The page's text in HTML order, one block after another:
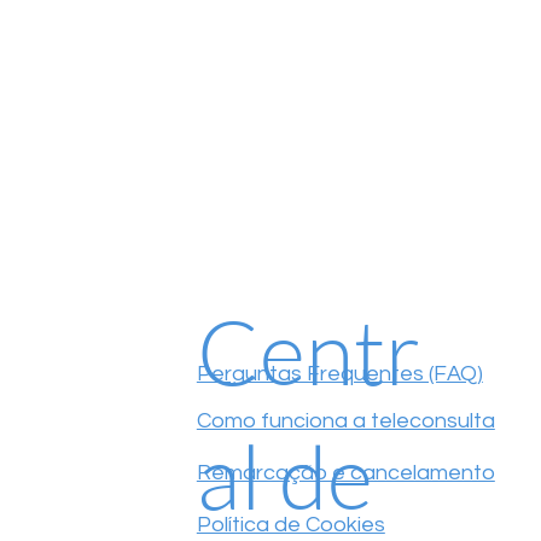
Centr
al de
Perguntas Frequentes (FAQ)
Como funciona a teleconsulta
Remarcação e cancelamento
Política de Cookies